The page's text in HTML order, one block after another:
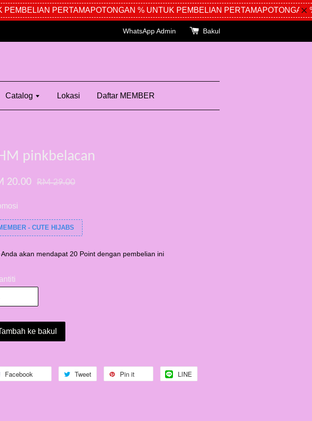
PERTAMAPOTONGAN % UNTUK PEMBELIAN PERTAMAPOTONGAN %
WhatsApp Admin Bakul
Catalog Lokasi Daftar MEMBER
pinkbelacan
20.00 RM 29.00
- CUTE HIJABS
Anda akan mendapat 20 Point dengan pembelian ini
ke bakul
Facebook Tweet Pin it LINE